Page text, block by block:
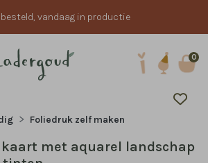
besteld, vandaag in productie
0
Foliedruk zelf maken
kaart met aquarel landschap